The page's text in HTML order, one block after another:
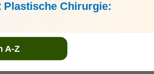
Chirurgie:
A-Z